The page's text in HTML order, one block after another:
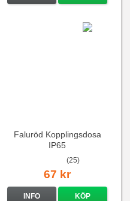
Faluröd Kopplingsdosa
IP65
(25)
67 kr
INFO KÖP